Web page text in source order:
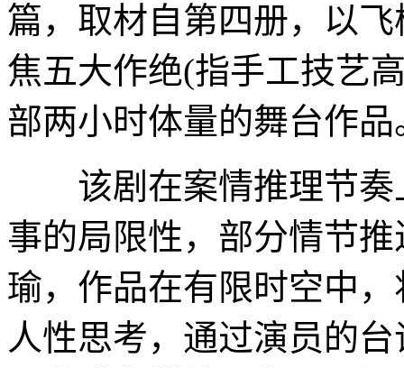
篇，取材自第四册，以
焦五大作绝(指手工技艺
部两小时体量的舞台作品
该剧在案情推理节奏
事的局限性，部分情节
瑜，作品在有限时空中
人性思考，通过演员的